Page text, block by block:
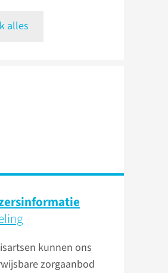
alles
kunnen ons
zorgaanbod